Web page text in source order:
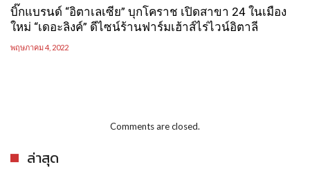
บิ๊กแบรนด์ “อิตาเลเซีย” บุกโคราช เปิดสาขา 24 ในเมือง
ใหม่ “เดอะลิงค์” ดีไซน์ร้านฟาร์มเฮ้าส์ไร่ไวน์อิตาลี
พฤษภาคม 4, 2022
Comments are closed.
ล่าสุด